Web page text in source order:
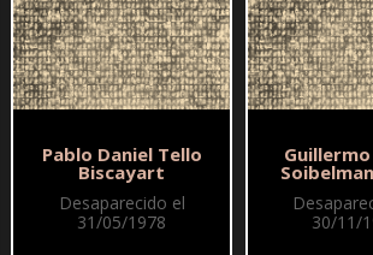
Pablo Daniel Tello
Biscayart
Desaparecido el
31/05/1978
30/11/